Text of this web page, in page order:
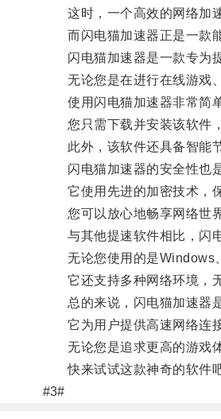
这时，一个高效的网络加速
而闪电猫加速器正是一款能
闪电猫加速器是一款专为提
无论您是在进行在线游戏、
使用闪电猫加速器非常简单
您只需下载并安装该软件，
此外，该软件还具备智能节
闪电猫加速器的安全性也是
它使用先进的加密技术，保
您可以放心地畅享网络世界
与其他提速软件相比，闪电
无论您使用的是Windows、
它还支持多种网络环境，无
总的来说，闪电猫加速器是
它为用户提供高速网络连接
无论您是追求更高的游戏体
快来试试这款神奇的软件吧
#3#